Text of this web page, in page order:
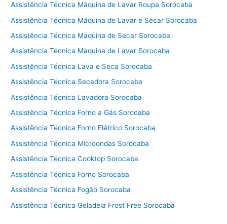
Assistência Técnica Máquina de Lavar Roupa Sorocaba
Assistência Técnica Máquina de Lavar e Secar Sorocaba
Assistência Técnica Máquina de Secar Sorocaba
Assistência Técnica Máquina de Lavar Sorocaba
Assistência Técnica Lava e Seca Sorocaba
Assistência Técnica Secadora Sorocaba
Assistência Técnica Lavadora Sorocaba
Assistência Técnica Forno a Gás Sorocaba
Assistência Técnica Forno Elétrico Sorocaba
Assistência Técnica Microondas Sorocaba
Assistência Técnica Cooktop Sorocaba
Assistência Técnica Forno Sorocaba
Assistência Técnica Fogão Sorocaba
Assistência Técnica Geladeia Frost Free Sorocaba